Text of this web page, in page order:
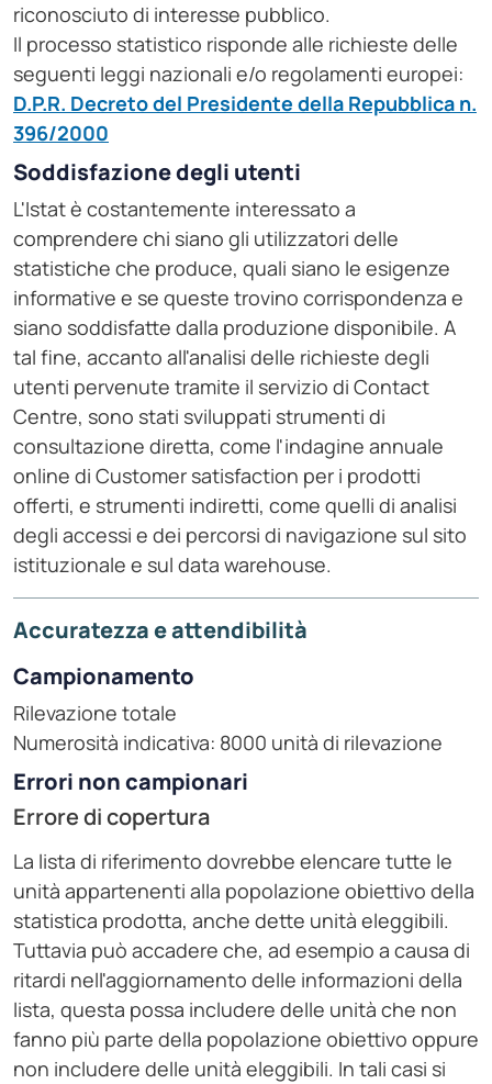
riconosciuto di interesse pubblico.
Il processo statistico risponde alle richieste delle
seguenti leggi nazionali e/o regolamenti europei:
D.P.R. Decreto del Presidente della Repubblica n.
396/2000
Soddisfazione degli utenti
L'Istat è costantemente interessato a
comprendere chi siano gli utilizzatori delle
statistiche che produce, quali siano le esigenze
informative e se queste trovino corrispondenza e
siano soddisfatte dalla produzione disponibile. A
tal fine, accanto all'analisi delle richieste degli
utenti pervenute tramite il servizio di Contact
Centre, sono stati sviluppati strumenti di
consultazione diretta, come l'indagine annuale
online di Customer satisfaction per i prodotti
offerti, e strumenti indiretti, come quelli di analisi
degli accessi e dei percorsi di navigazione sul sito
istituzionale e sul data warehouse.
Accuratezza e attendibilità
Campionamento
Rilevazione totale
Numerosità indicativa: 8000 unità di rilevazione
Errori non campionari
Errore di copertura
La lista di riferimento dovrebbe elencare tutte le
unità appartenenti alla popolazione obiettivo della
statistica prodotta, anche dette unità eleggibili.
Tuttavia può accadere che, ad esempio a causa di
ritardi nell'aggiornamento delle informazioni della
lista, questa possa includere delle unità che non
fanno più parte della popolazione obiettivo oppure
non includere delle unità eleggibili. In tali casi si